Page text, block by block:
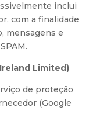
inclui
com a finalidade
mensagens e
Limited)
de proteção
(Google